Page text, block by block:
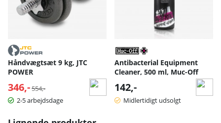
Håndvægtsæt 9 kg, JTC
POWER
346,- Normalpris:
554,-
2-5 arbejdsdage
Antibacterial Equipment
Cleaner, 500 ml, Muc-Off
142,-
Midlertidigt udsolgt